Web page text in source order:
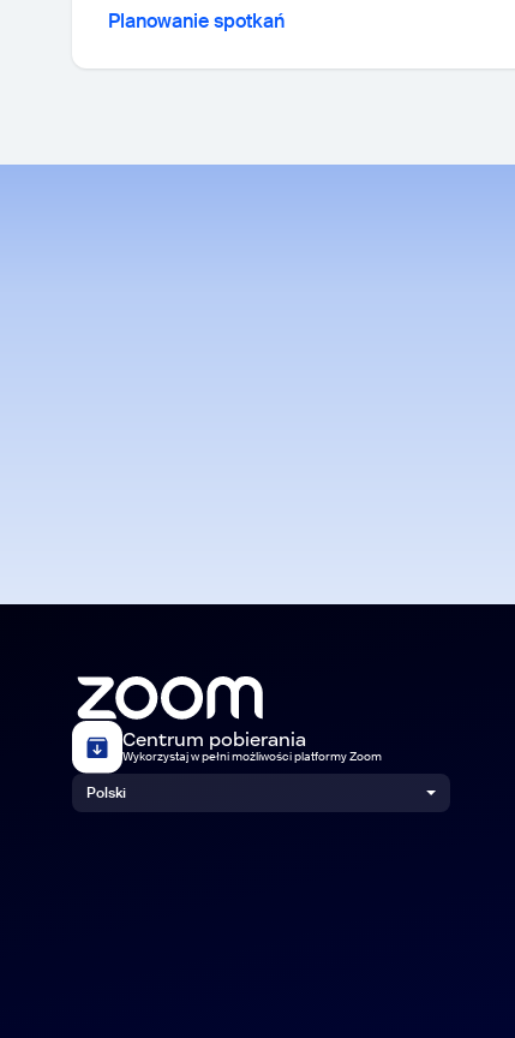
Planowanie spotkań
Centrum pobierania
Wykorzystaj w pełni możliwości platformy Zoom
Polski